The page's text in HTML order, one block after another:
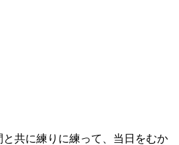
共に練りに練って、当日をむか